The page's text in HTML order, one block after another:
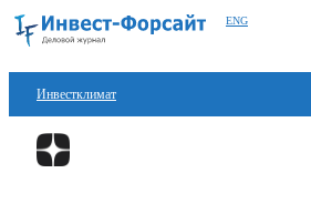
ENG
Инвестклимат
Финансы